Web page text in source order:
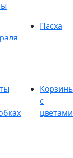
Пасха
с
цветами